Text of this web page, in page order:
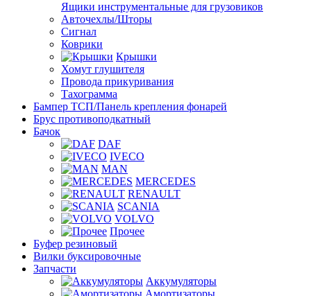
Ящики инструментальные для грузовиков
Авточехлы/Шторы
Сигнал
Коврики
Крышки
Хомут глушителя
Провода прикуривания
Тахограмма
Бампер ТСП/Панель крепления фонарей
Брус противоподкатный
Бачок
DAF
IVECO
MAN
MERCEDES
RENAULT
SCANIA
VOLVO
Прочее
Буфер резиновый
Вилки буксировочные
Запчасти
Аккумуляторы
Амортизаторы